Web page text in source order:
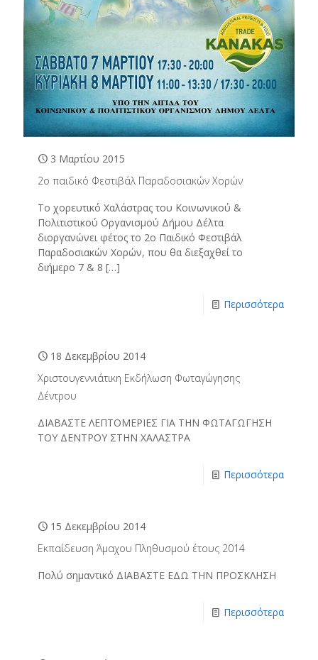
3 Μαρτίου 2015
2ο παιδικό Φεστιβάλ Παραδοσιακών Χορών
Το χορευτικό Χαλάστρας του Κοινωνικού &
Πολιτιστικού Οργανισμού Δήμου Δέλτα
διοργανώνει φέτος το 2ο Παιδικό Φεστιβάλ
Παραδοσιακών Χορών, που θα διεξαχθεί το
διήμερο 7 & 8 […]
Περισσότερα
18 Δεκεμβρίου 2014
Χριστουγεννιάτικη Εκδήλωση Φωταγώγησης
Δέντρου
ΔΙΑΒΑΣΤΕ ΛΕΠΤΟΜΕΡΙΕΣ ΓΙΑ ΤΗΝ ΦΩΤΑΓΩΓΗΣΗ
ΤΟΥ ΔΕΝΤΡΟΥ ΣΤΗΝ ΧΑΛΑΣΤΡΑ
Περισσότερα
15 Δεκεμβρίου 2014
Εκπαίδευση Άμαχου Πληθυσμού έτους 2014
Πολύ σημαντικό ΔΙΑΒΑΣΤΕ ΕΔΩ ΤΗΝ ΠΡΟΣΚΛΗΣΗ
Περισσότερα